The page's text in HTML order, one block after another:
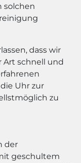
solchen
dass wir
Art schnell und
Uhr zur
zu
der
geschultem